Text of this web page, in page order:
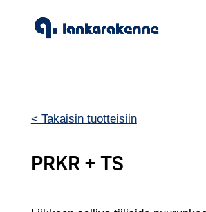
< Takaisin tuotteisiin
PRKR + TS